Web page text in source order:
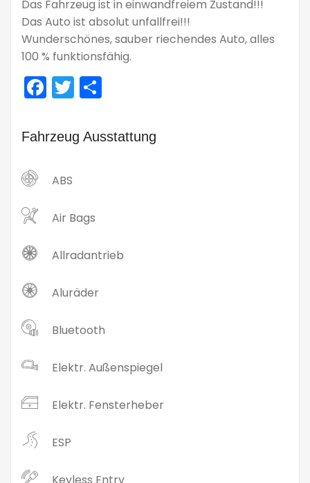
Das Fahrzeug ist in einwandfreiem Zustand!!!
Das Auto ist absolut unfallfrei!!!
Wunderschönes, sauber riechendes Auto, alles
100 % funktionsfähig.
Facebook
Twitter
Fahrzeug Ausstattung
ABS
Air Bags
Allradantrieb
Aluräder
Bluetooth
Elektr. Außenspiegel
Elektr. Fensterheber
ESP